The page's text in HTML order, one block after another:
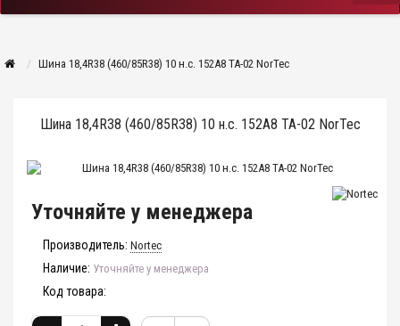
Шина 18,4R38 (460/85R38) 10 н.с. 152А8 TA-02 NorTec
Шина 18,4R38 (460/85R38) 10 н.с. 152А8 TA-02 NorTec
Уточняйте у менеджера
Производитель: Nortec
Наличие: Уточняйте у менеджера
Код товара: